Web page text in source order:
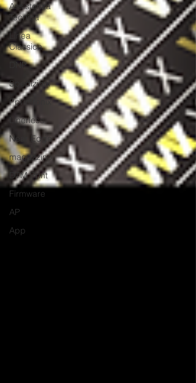
Assistenza
Tecnica
Linea
Classica
DNP
Spedizioni
Pprintronix
Linerless
Near Edge
magazzino
DTM Print
Firmware
AP
App